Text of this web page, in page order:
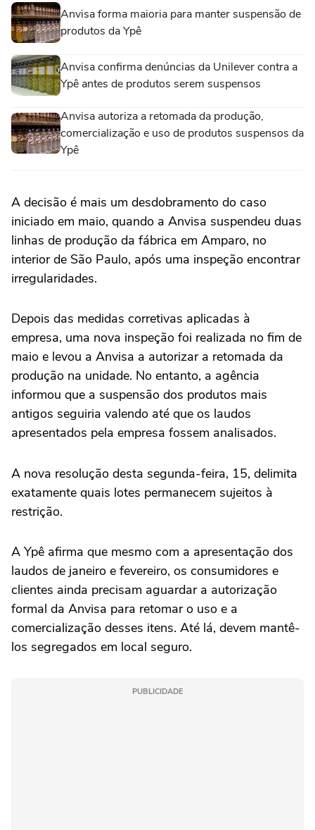
Anvisa forma maioria para manter suspensão de
produtos da Ypê
Anvisa confirma denúncias da Unilever contra a
Ypê antes de produtos serem suspensos
Anvisa autoriza a retomada da produção,
comercialização e uso de produtos suspensos da
Ypê
A decisão é mais um desdobramento do caso
iniciado em maio, quando a Anvisa suspendeu duas
linhas de produção da fábrica em Amparo, no
interior de São Paulo, após uma inspeção encontrar
irregularidades.
Depois das medidas corretivas aplicadas à
empresa, uma nova inspeção foi realizada no fim de
maio e levou a Anvisa a autorizar a retomada da
produção na unidade. No entanto, a agência
informou que a suspensão dos produtos mais
antigos seguiria valendo até que os laudos
apresentados pela empresa fossem analisados.
A nova resolução desta segunda-feira, 15, delimita
exatamente quais lotes permanecem sujeitos à
restrição.
A Ypê afirma que mesmo com a apresentação dos
laudos de janeiro e fevereiro, os consumidores e
clientes ainda precisam aguardar a autorização
formal da Anvisa para retomar o uso e a
comercialização desses itens. Até lá, devem mantê-
los segregados em local seguro.
PUBLICIDADE